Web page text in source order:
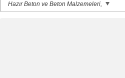
Hazır Beton ve Beton Malzemeleri,